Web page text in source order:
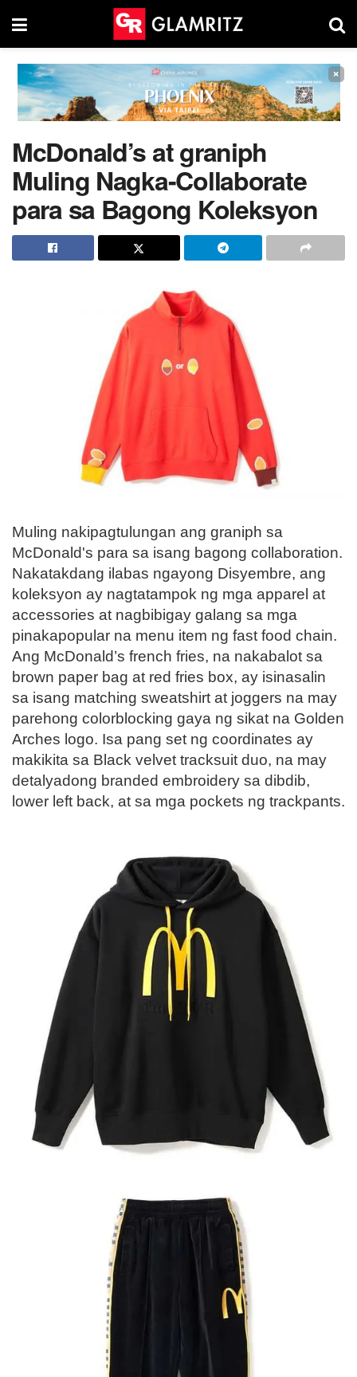
×
McDonald’s at graniph
Muling Nagka-Collaborate
para sa Bagong Koleksyon
Muling nakipagtulungan ang graniph sa
McDonald's para sa isang bagong collaboration.
Nakatakdang ilabas ngayong Disyembre, ang
koleksyon ay nagtatampok ng mga apparel at
accessories at nagbibigay galang sa mga
pinakapopular na menu item ng fast food chain.
Ang McDonald’s french fries, na nakabalot sa
brown paper bag at red fries box, ay isinasalin
sa isang matching sweatshirt at joggers na may
parehong colorblocking gaya ng sikat na Golden
Arches logo. Isa pang set ng coordinates ay
makikita sa Black velvet tracksuit duo, na may
detalyadong branded embroidery sa dibdib,
lower left back, at sa mga pockets ng trackpants.